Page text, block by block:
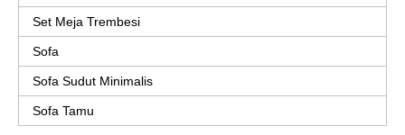
Set Meja Trembesi
Sofa
Sofa Sudut Minimalis
Sofa Tamu